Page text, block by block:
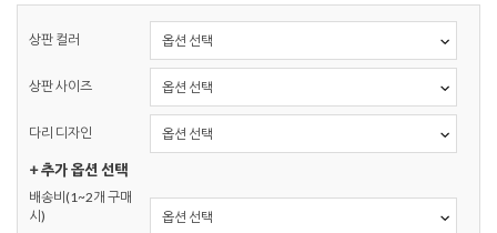
상판 컬러
상판 사이즈
다리 디자인
+ 추가 옵션 선택
배송비(1~2개 구매
시)